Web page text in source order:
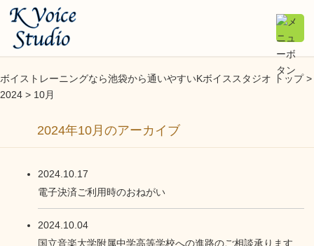
ボイストレーニングなら池袋から通いやすいKボイススタジオ トップ >
2024 > 10月
2024年10月のアーカイブ
2024.10.17
電子決済ご利用時のおねがい
2024.10.04
国立音楽大学附属中学高等学校への進路のご相談承ります